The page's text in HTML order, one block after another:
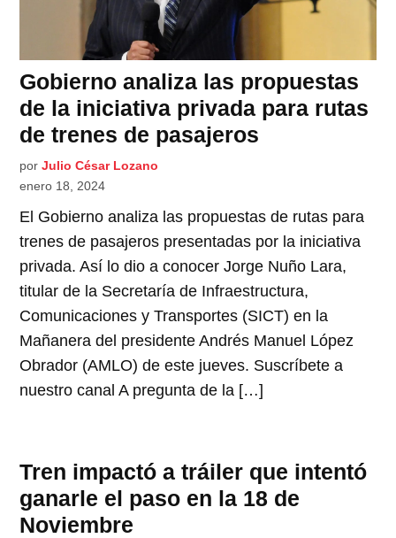
Gobierno analiza las propuestas
de la iniciativa privada para rutas
de trenes de pasajeros
por Julio César Lozano
enero 18, 2024
El Gobierno analiza las propuestas de rutas para
trenes de pasajeros presentadas por la iniciativa
privada. Así lo dio a conocer Jorge Nuño Lara,
titular de la Secretaría de Infraestructura,
Comunicaciones y Transportes (SICT) en la
Mañanera del presidente Andrés Manuel López
Obrador (AMLO) de este jueves. Suscríbete a
nuestro canal A pregunta de la […]
Tren impactó a tráiler que intentó
ganarle el paso en la 18 de
Noviembre